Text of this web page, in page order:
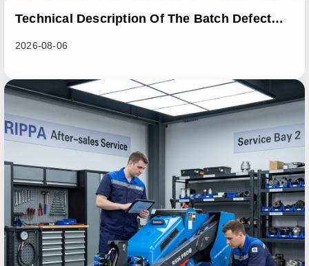
Technical Description Of The Batch Defect
2026-08-06